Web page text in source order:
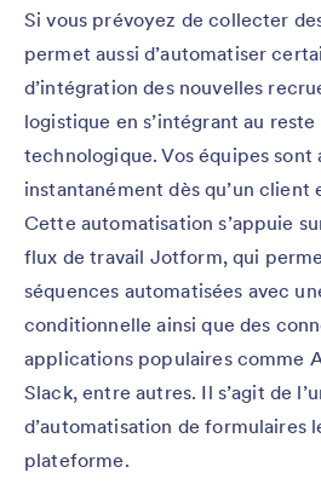
Si vous prévoyez de collecter
permet aussi d’automatiser
d’intégration des nouvelles
logistique en s’intégrant au
technologique. Vos équipes sont
instantanément dès qu’un
Cette automatisation s’appuie
flux de travail Jotform, qui
séquences automatisées avec
conditionnelle ainsi que des
applications populaires comme
Slack, entre autres. Il s’agit de
d’automatisation de formulaires
plateforme.